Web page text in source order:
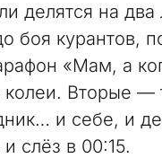
делятся на
боя курантов,
«Мам, а
колеи. Вторые —
и себе, и
слёз в 00:15.